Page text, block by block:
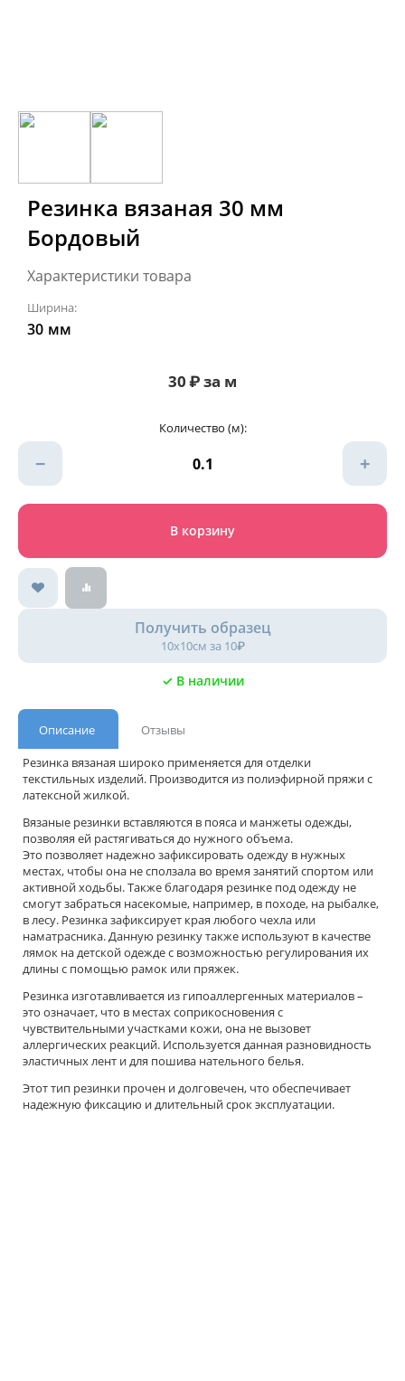
Резинка вязаная 30 мм
Бордовый
Характеристики товара
Ширина:
30 мм
30₽за м
Количество (м):
− +
В корзину
Получить образец
10х10см за 10₽
✓ В наличии
Описание
Отзывы
Резинка вязаная широко применяется для отделки
текстильных изделий. Производится из полиэфирной пряжи с
латексной жилкой.
Вязаные резинки вставляются в пояса и манжеты одежды,
позволяя ей растягиваться до нужного объема.
Это позволяет надежно зафиксировать одежду в нужных
местах, чтобы она не сползала во время занятий спортом или
активной ходьбы. Также благодаря резинке под одежду не
смогут забраться насекомые, например, в походе, на рыбалке,
в лесу. Резинка зафиксирует края любого чехла или
наматрасника.Данную резинку также используют в качестве
лямок на детской одежде с возможностью регулирования их
длины с помощью рамок или пряжек.
Резинка изготавливается из гипоаллергенных материалов –
это означает, что в местах соприкосновения с
чувствительными участками кожи, она не вызовет
аллергических реакций. Используется данная разновидность
эластичных лент и для пошива нательного белья.
Этот тип резинки прочен и долговечен, что обеспечивает
надежную фиксацию и длительный срок эксплуатации.